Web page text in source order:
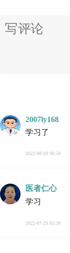
2007ly168
学习了
2022-08-19 06:54
医者仁心
学习
2022-07-29 05:39